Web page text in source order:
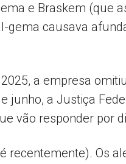
e Braskem (que
gema causava
a empresa
junho, a Justiça
vão responder por
recentemente). Os